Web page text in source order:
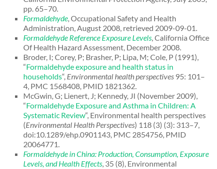
pp. 65–70.
Formaldehyde, Occupational Safety and Health
Administration, August 2008, retrieved 2009-09-01.
Formaldehyde Reference Exposure Levels, California Office
Of Health Hazard Assessment, December 2008.
Broder, I; Corey, P; Brasher, P; Lipa, M; Cole, P (1991),
“Formaldehyde exposure and health status in
households“, Environmental health perspectives 95: 101–
4, PMC 1568408, PMID 1821362.
McGwin, G; Lienert, J; Kennedy, JI (November 2009),
“Formaldehyde Exposure and Asthma in Children: A
Systematic Review“, Environmental health perspectives
(Environmental Health Perspectives) 118 (3) (3): 313–7,
doi:10.1289/ehp.0901143, PMC 2854756, PMID
20064771.
Formaldehyde in China: Production, Consumption, Exposure
Levels, and Health Effects, 35 (8), Environmental